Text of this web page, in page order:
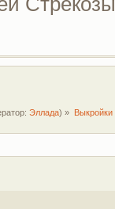
Эллада) » Выкройки